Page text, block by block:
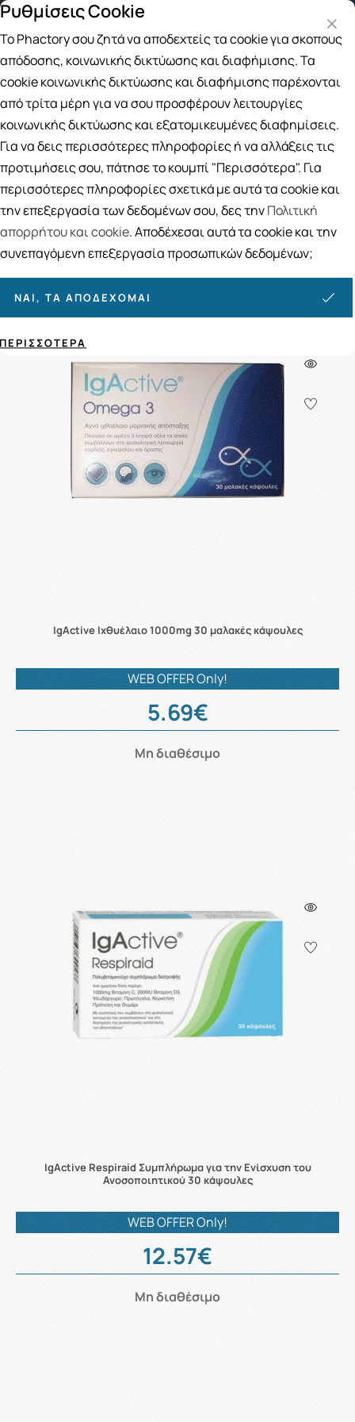
Δωρεάν μεταφορικά για αγορές άνω των 49€
Αναζήτηση
Αρχική / Εταιρίες / IgActive
IgActive
Ταξινόμηση Προβολή
3 ΠΡΟΪΌΝΤΑ
IgActive Ιχθυέλαιο 1000mg 30 μαλακές κάψουλες
WEB OFFER Only!
5.69€
Μη διαθέσιμο
IgActive Respiraid Συμπλήρωμα για την Ενίσχυση του
Ανοσοποιητικού 30 κάψουλες
WEB OFFER Only!
12.57€
Μη διαθέσιμο
Ρυθμίσεις Cookie
Το Phactory σου ζητά να αποδεχτείς τα cookie για σκοπούς
απόδοσης, κοινωνικής δικτύωσης και διαφήμισης. Τα
cookie κοινωνικής δικτύωσης και διαφήμισης παρέχονται
από τρίτα μέρη για να σου προσφέρουν λειτουργίες
κοινωνικής δικτύωσης και εξατομικευμένες διαφημίσεις.
Για να δεις περισσότερες πληροφορίες ή να αλλάξεις τις
προτιμήσεις σου, πάτησε το κουμπί "Περισσότερα". Για
περισσότερες πληροφορίες σχετικά με αυτά τα cookie και
την επεξεργασία των δεδομένων σου, δες τηνΠολιτική
απορρήτου και cookie. Αποδέχεσαι αυτά τα cookie και την
συνεπαγόμενη επεξεργασία προσωπικών δεδομένων;
ΝΑΙ, ΤΑ ΑΠΟΔΈΧΟΜΑΙ
ΠΕΡΙΣΣΌΤΕΡΑ